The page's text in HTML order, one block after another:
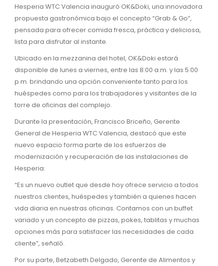
Hesperia WTC Valencia inauguró OK&Doki, una innovadora
propuesta gastronómica bajo el concepto “Grab & Go”,
pensada para ofrecer comida fresca, práctica y deliciosa,
lista para disfrutar al instante.
Ubicado en la mezzanina del hotel, OK&Doki estará
disponible de lunes a viernes, entre las 8:00 a.m. y las 5:00
p.m. brindando una opción conveniente tanto para los
huéspedes como para los trabajadores y visitantes de la
torre de oficinas del complejo.
Durante la presentación, Francisco Briceño, Gerente
General de Hesperia WTC Valencia, destacó que este
nuevo espacio forma parte de los esfuerzos de
modernización y recuperación de las instalaciones de
Hesperia:
“Es un nuevo outlet que desde hoy ofrece servicio a todos
nuestros clientes, huéspedes y también a quienes hacen
vida diaria en nuestras oficinas. Contamos con un buffet
variado y un concepto de pizzas, pokes, tablitas y muchas
opciones más para satisfacer las necesidades de cada
cliente”, señaló.
Por su parte, Betzabeth Delgado, Gerente de Alimentos y